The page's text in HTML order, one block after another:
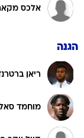
הגנה
מוחמד
קייל ווקר